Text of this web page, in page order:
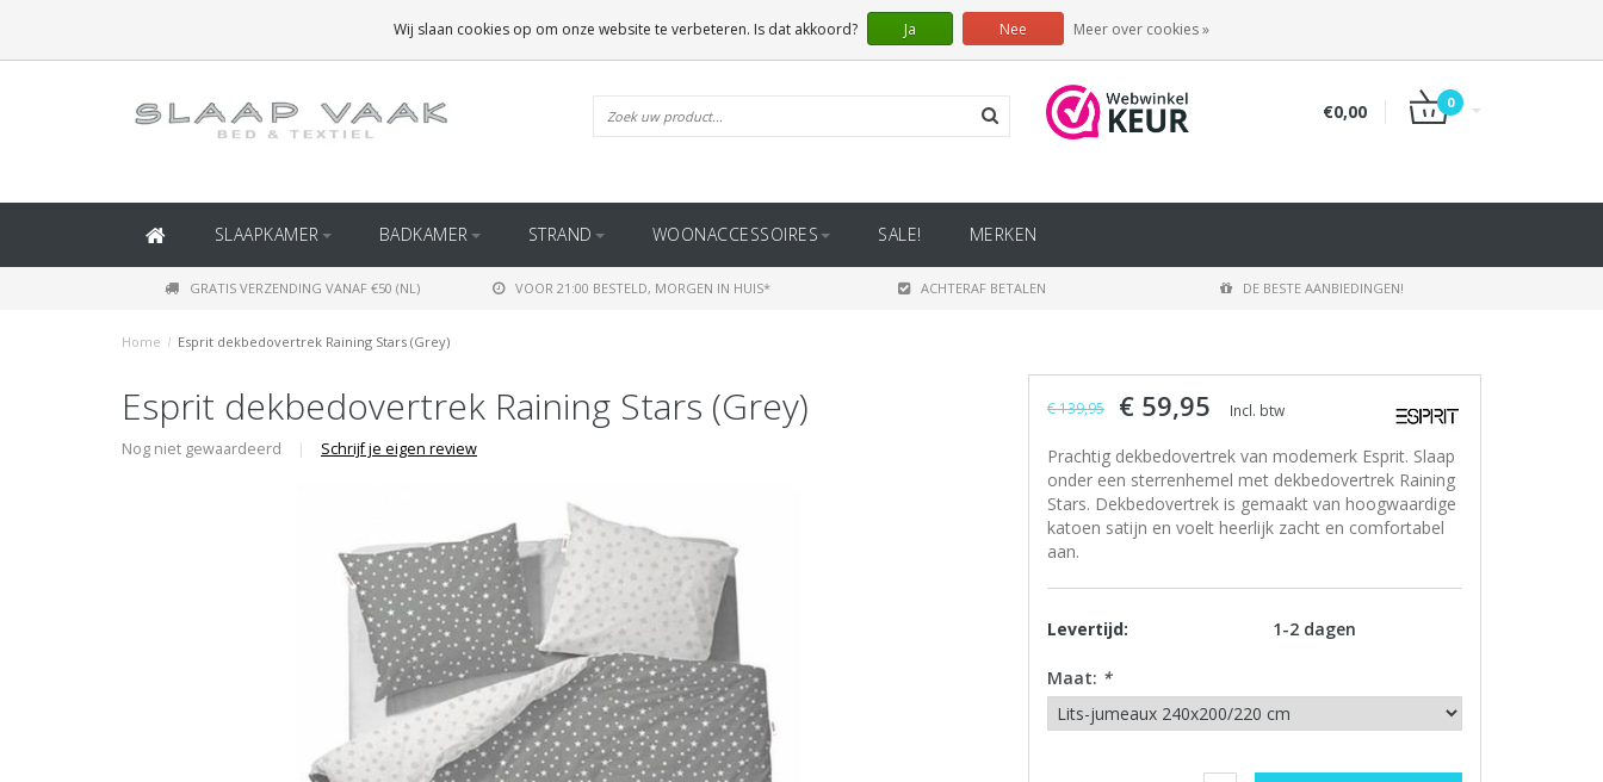
(BINNEN BELGIË)
€0,00 0
SLAAPKAMER BADKAMER STRAND WOONACCESSOIRES SALE! MERKEN
GRATIS VERZENDING VANAF €50 (NL) VOOR 21:00 BESTELD, MORGEN IN HUIS* ACHTERAF BETALEN DE BESTE AANBIEDINGEN!
Home / Esprit dekbedovertrek Raining Stars (Grey)
Esprit dekbedovertrek Raining Stars (Grey)
Nog niet gewaardeerd | Schrijf je eigen review
€ 139,95 € 59,95 Incl. btw
Prachtig dekbedovertrek van modemerk Esprit. Slaap
onder een sterrenhemel met dekbedovertrek Raining
Stars. Dekbedovertrek is gemaakt van hoogwaardige
katoen satijn en voelt heerlijk zacht en comfortabel
aan.
Levertijd: 1-2 dagen
Maat: *
Wij slaan cookies op om onze website te verbeteren. Is dat akkoord? Ja Nee Meer over cookies »